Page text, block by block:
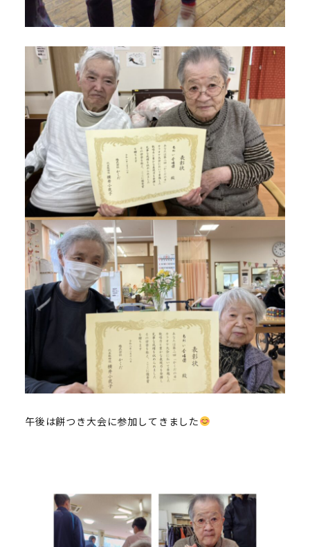
午後は餅つき大会に参加してきました